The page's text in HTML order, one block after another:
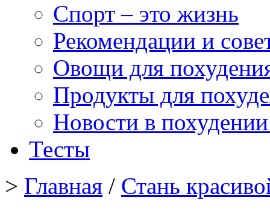
Спорт – это жизнь
Рекомендации и
Овощи для
Продукты для
Новости в
Тесты
> Главная / Стань